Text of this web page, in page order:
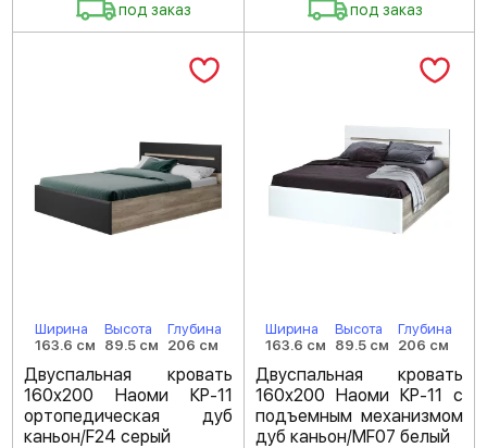
под заказ под заказ
Ширина
163.6 см
Высота
89.5 см
Глубина
206 см
Двуспальная кровать
160х200 Наоми КР-11
ортопедическая дуб
каньон/F24 серый
Ширина
163.6 см
Высота
89.5 см
Глубина
206 см
Двуспальная кровать
160х200 Наоми КР-11 с
подъемным механизмом
дуб каньон/MF07 белый